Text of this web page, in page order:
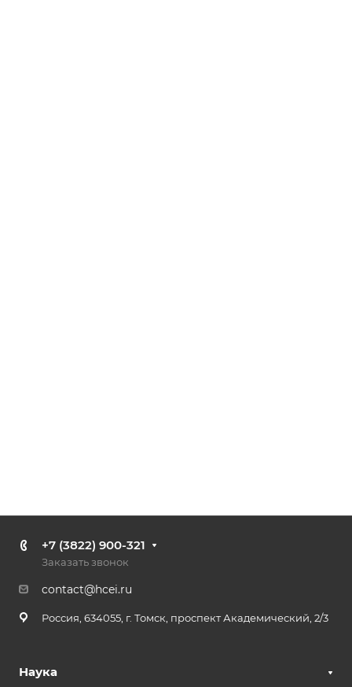
+7 (3822) 900-321
Заказать звонок
contact@hcei.ru
Россия, 634055, г. Томск, проспект Академический, 2/3
Наука